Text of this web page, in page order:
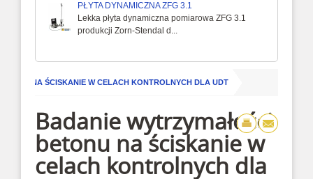
PŁYTA DYNAMICZNA ZFG 3.1
Lekka płyta dynamiczna pomiarowa ZFG 3.1
produkcji Zorn-Stendal d...
NA ŚCISKANIE W CELACH KONTROLNYCH DLA UDT
Badanie wytrzymałości
betonu na ściskanie w
celach kontrolnych dla